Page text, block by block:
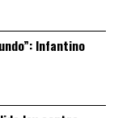
Infantino